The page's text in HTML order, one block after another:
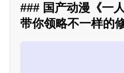
### 国产动漫《一
带你领略不一样的